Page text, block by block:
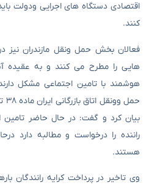
اقتصادی دستگاه های اجرایی ودولت
کنند.
فعالان بخش حمل ونقل مازندران نیز
هایی را مطرح می کنند و به عقیده
هوشمند با تامین اجتماعی مشکل
راننده را درخواست و مطالبه دارد
هستند.
وی تاخیر در پرداخت کرایه رانندگان